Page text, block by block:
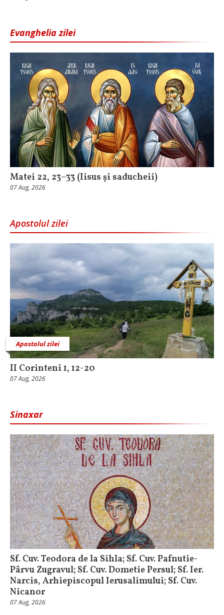
Evanghelia zilei
Matei 22, 23–33 (Iisus și saducheii)
07 Aug, 2026
Apostolul zilei
Apostolul zilei
II Corinteni 1, 12-20
07 Aug, 2026
Sinaxar
Sf. Cuv. Teodora de la Sihla; Sf. Cuv. Pafnutie-
Pârvu Zugravul; Sf. Cuv. Dometie Persul; Sf. Ier.
Narcis, Arhiepiscopul Ierusalimului; Sf. Cuv.
Nicanor
07 Aug, 2026